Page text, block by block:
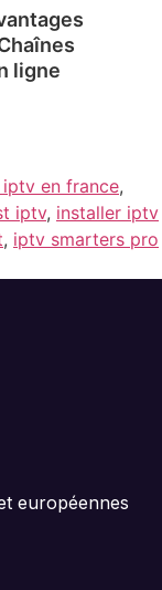
ligne
en france,
iptv, installer iptv
, iptv smarters pro
européennes